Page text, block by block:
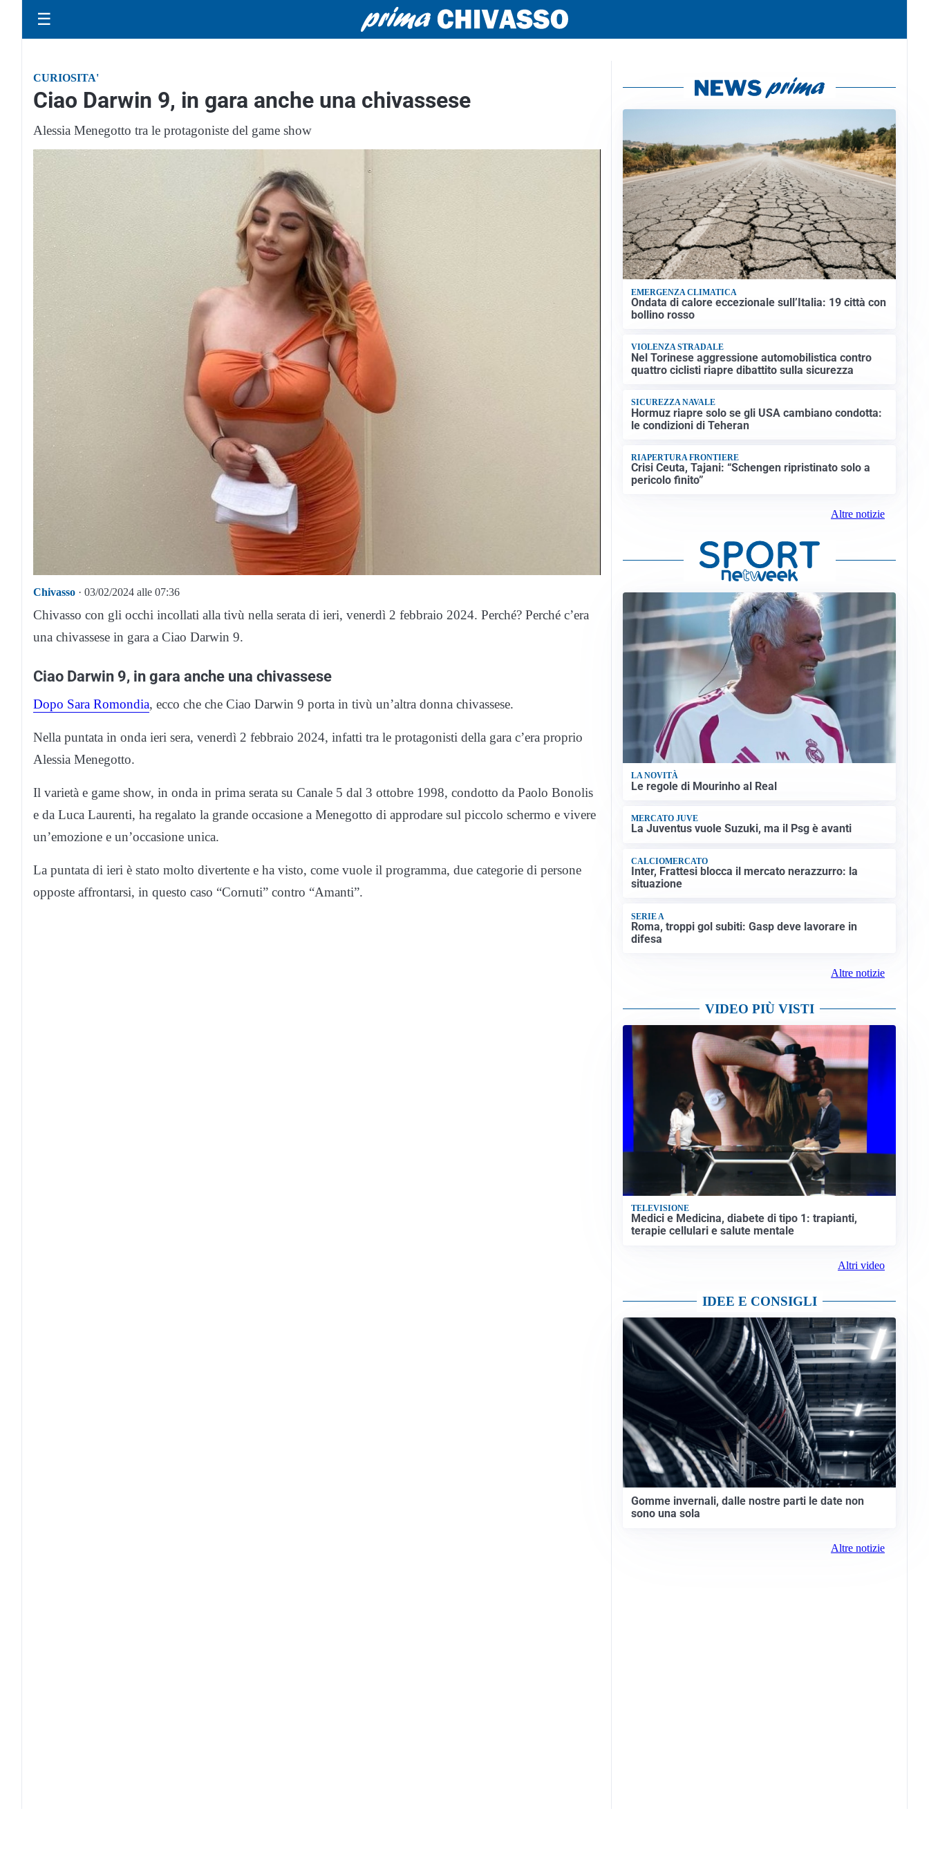
☰
CURIOSITA'
Ciao Darwin 9, in gara anche una chivassese
Alessia Menegotto tra le protagoniste del game show
Chivasso · 03/02/2024 alle 07:36
Chivasso con gli occhi incollati alla tivù nella serata di ieri, venerdì 2 febbraio 2024. Perché? Perché c’era
una chivassese in gara a Ciao Darwin 9.
Ciao Darwin 9, in gara anche una chivassese
Dopo Sara Romondia, ecco che che Ciao Darwin 9 porta in tivù un’altra donna chivassese.
Nella puntata in onda ieri sera, venerdì 2 febbraio 2024, infatti tra le protagonisti della gara c’era proprio
Alessia Menegotto.
Il varietà e game show, in onda in prima serata su Canale 5 dal 3 ottobre 1998, condotto da Paolo Bonolis
e da Luca Laurenti, ha regalato la grande occasione a Menegotto di approdare sul piccolo schermo e vivere
un’emozione e un’occasione unica.
La puntata di ieri è stato molto divertente e ha visto, come vuole il programma, due categorie di persone
opposte affrontarsi, in questo caso “Cornuti” contro “Amanti”.
EMERGENZA CLIMATICA
Ondata di calore eccezionale sull’Italia: 19 città con
bollino rosso
VIOLENZA STRADALE
Nel Torinese aggressione automobilistica contro
quattro ciclisti riapre dibattito sulla sicurezza
SICUREZZA NAVALE
Hormuz riapre solo se gli USA cambiano condotta:
le condizioni di Teheran
RIAPERTURA FRONTIERE
Crisi Ceuta, Tajani: “Schengen ripristinato solo a
pericolo finito”
Altre notizie
LA NOVITÀ
Le regole di Mourinho al Real
MERCATO JUVE
La Juventus vuole Suzuki, ma il Psg è avanti
CALCIOMERCATO
Inter, Frattesi blocca il mercato nerazzurro: la
situazione
SERIE A
Roma, troppi gol subiti: Gasp deve lavorare in
difesa
Altre notizie
VIDEO PIÙ VISTI
TELEVISIONE
Medici e Medicina, diabete di tipo 1: trapianti,
terapie cellulari e salute mentale
Altri video
IDEE E CONSIGLI
Gomme invernali, dalle nostre parti le date non
sono una sola
Altre notizie